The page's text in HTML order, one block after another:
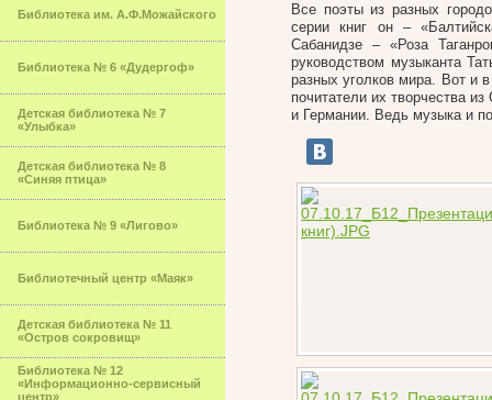
Библиотека им. А.Ф.Можайского
Библиотека № 6 «Дудергоф»
Детская библиотека № 7
«Улыбка»
Детская библиотека № 8
«Синяя птица»
Библиотека № 9 «Лигово»
Библиотечный центр «Маяк»
Детская библиотека № 11
«Остров сокровищ»
Библиотека № 12
«Информационно-сервисный
центр»
Все поэты из разных
серии книг он –
Сабанидзе – «Роза
руководством музыканта
разных уголков мира. Вот и
почитатели их творчества
и Германии. Ведь музыка и